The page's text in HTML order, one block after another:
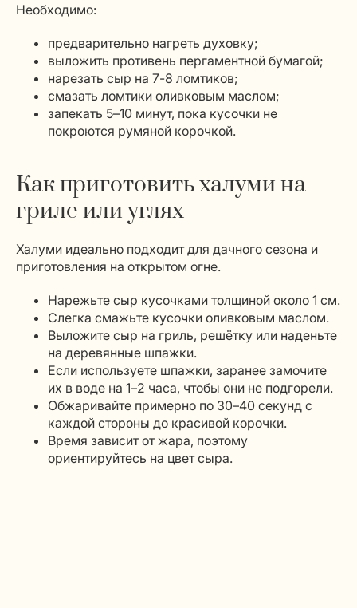
Необходимо:
предварительно нагреть духовку;
выложить противень пергаментной бумагой;
нарезать сыр на 7-8 ломтиков;
смазать ломтики оливковым маслом;
запекать 5–10 минут, пока кусочки не
покроются румяной корочкой.
Как приготовить халуми на
гриле или углях
Халуми идеально подходит для дачного сезона и
приготовления на открытом огне.
Нарежьте сыр кусочками толщиной около 1 см.
Слегка смажьте кусочки оливковым маслом.
Выложите сыр на гриль, решётку или наденьте
на деревянные шпажки.
Если используете шпажки, заранее замочите
их в воде на 1–2 часа, чтобы они не подгорели.
Обжаривайте примерно по 30–40 секунд с
каждой стороны до красивой корочки.
Время зависит от жара, поэтому
ориентируйтесь на цвет сыра.